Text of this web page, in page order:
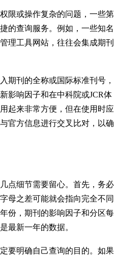
限或操作复杂的问题，一些第
的查询服务。例如，一些知名
理工具网站，往往会集成期刊
期刊的全称或国际标准刊号，
影响因子和在中科院或JCR体
起来非常方便，但在使用时应
官方信息进行交叉比对，以确
点细节需要留心。首先，务必
母之差可能就会指向完全不同
份，期刊的影响因子和分区每
最新一年的数据。
要明确自己查询的目的。如果